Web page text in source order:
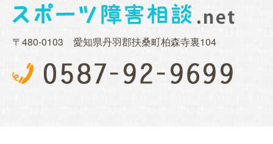
〒480-0103 愛知県丹羽郡扶桑町柏森寺裏104